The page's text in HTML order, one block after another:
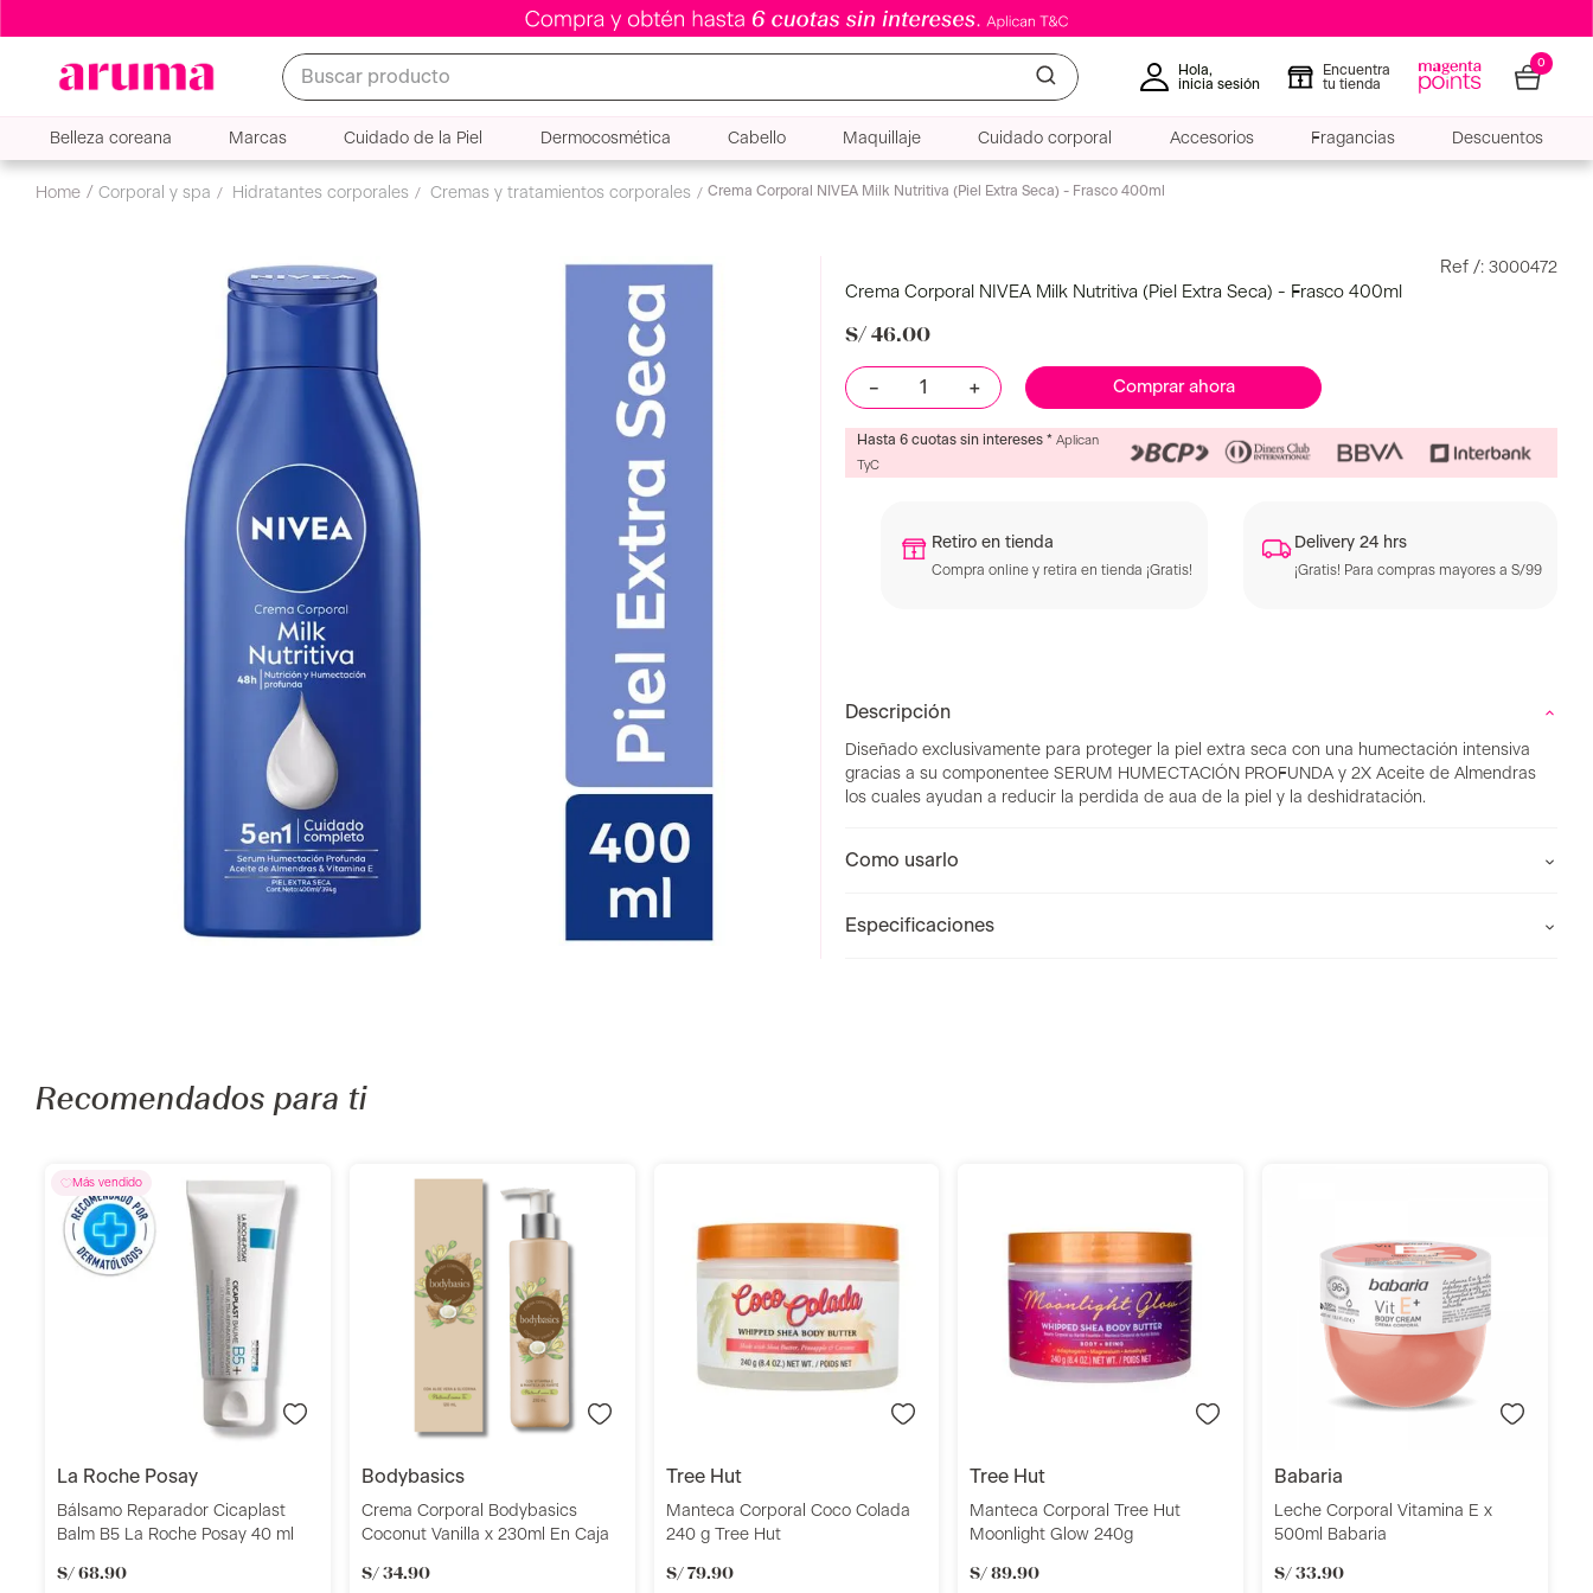
Buscar producto
Hola,
inicia sesión
Encuentra
tu tienda
0
Belleza coreana Marcas Cuidado de la Piel Dermocosmética Cabello Maquillaje Cuidado corporal Accesorios Fragancias Descuentos
corporal y spa hidratantes corporales cremas y tratamientos corporales Crema Corporal NIVEA Milk Nutritiva (Piel Extra Seca) - Frasco 400ml
: 3000472
Crema Corporal NIVEA Milk Nutritiva (Piel Extra Seca) - Frasco 400ml
S/ 46.00
＋
－ Comprar ahora
Hasta 6 cuotas sin intereses * Aplican
TyC
Retiro en tienda
Compra online y retira en tienda ¡Gratis!
Delivery 24 hrs
¡Gratis! Para compras mayores a S/99
Descripción
Diseñado exclusivamente para proteger la piel extra seca con una humectación intensiva
gracias a su componentee SERUM HUMECTACIÓN PROFUNDA y 2X Aceite de Almendras
los cuales ayudan a reducir la perdida de aua de la piel y la deshidratación.
Como usarlo
Especificaciones
Recomendados para ti
Añadir
la roche posay
Bálsamo Reparador Cicaplast
Balm B5 La Roche Posay 40 ml
S/ 68.90
Añadir
bodybasics
Crema Corporal Bodybasics
Coconut Vanilla x 230ml En Caja
S/ 34.90
Añadir
tree hut
Manteca Corporal Coco Colada
240 g Tree Hut
S/ 79.90
Añadir
tree hut
Manteca Corporal Tree Hut
Moonlight Glow 240g
S/ 89.90
Añadir
babaria
Leche Corporal Vitamina E x
500ml Babaria
S/ 33.90